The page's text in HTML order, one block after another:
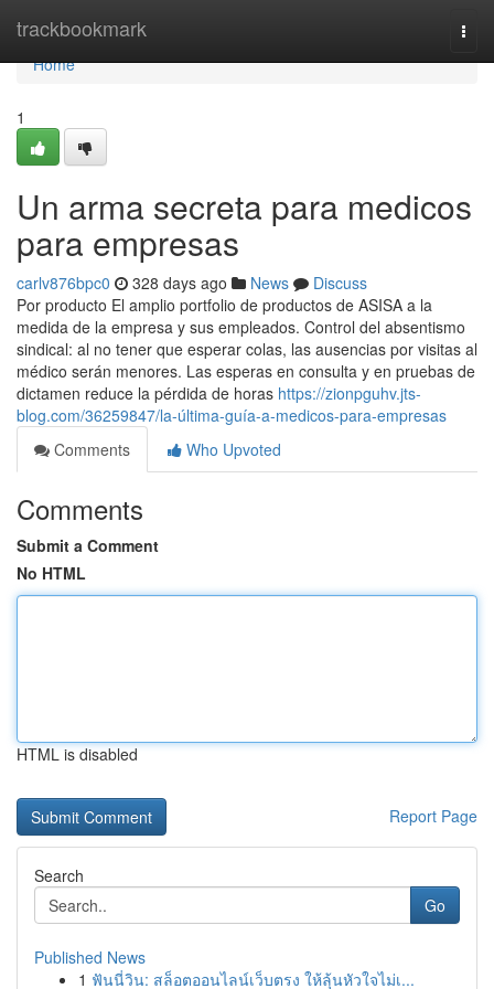
trackbookmark
Home
Home
1
Un arma secreta para medicos
para empresas
carlv876bpc0 328 days ago News
Discuss
Por producto El amplio portfolio de productos de ASISA a la
medida de la empresa y sus empleados. Control del absentismo
sindical: al no tener que esperar colas, las ausencias por visitas al
médico serán menores. Las esperas en consulta y en pruebas de
dictamen reduce la pérdida de horas https://zionpguhv.jts-
blog.com/36259847/la-última-guía-a-medicos-para-empresas
Comments
Who Upvoted
Comments
Submit a Comment
No HTML
HTML is disabled
Report Page
Search
Go
Published News
1 ฟันนี่วิน: สล็อตออนไลน์เว็บตรง ให้ลุ้นหัวใจไม่เ...